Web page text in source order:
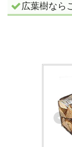
広葉樹なら